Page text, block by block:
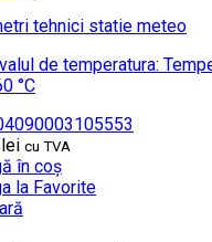
tehnici statie meteo
de temperatura:
°C
lei cu TVA
în coș
la Favorite